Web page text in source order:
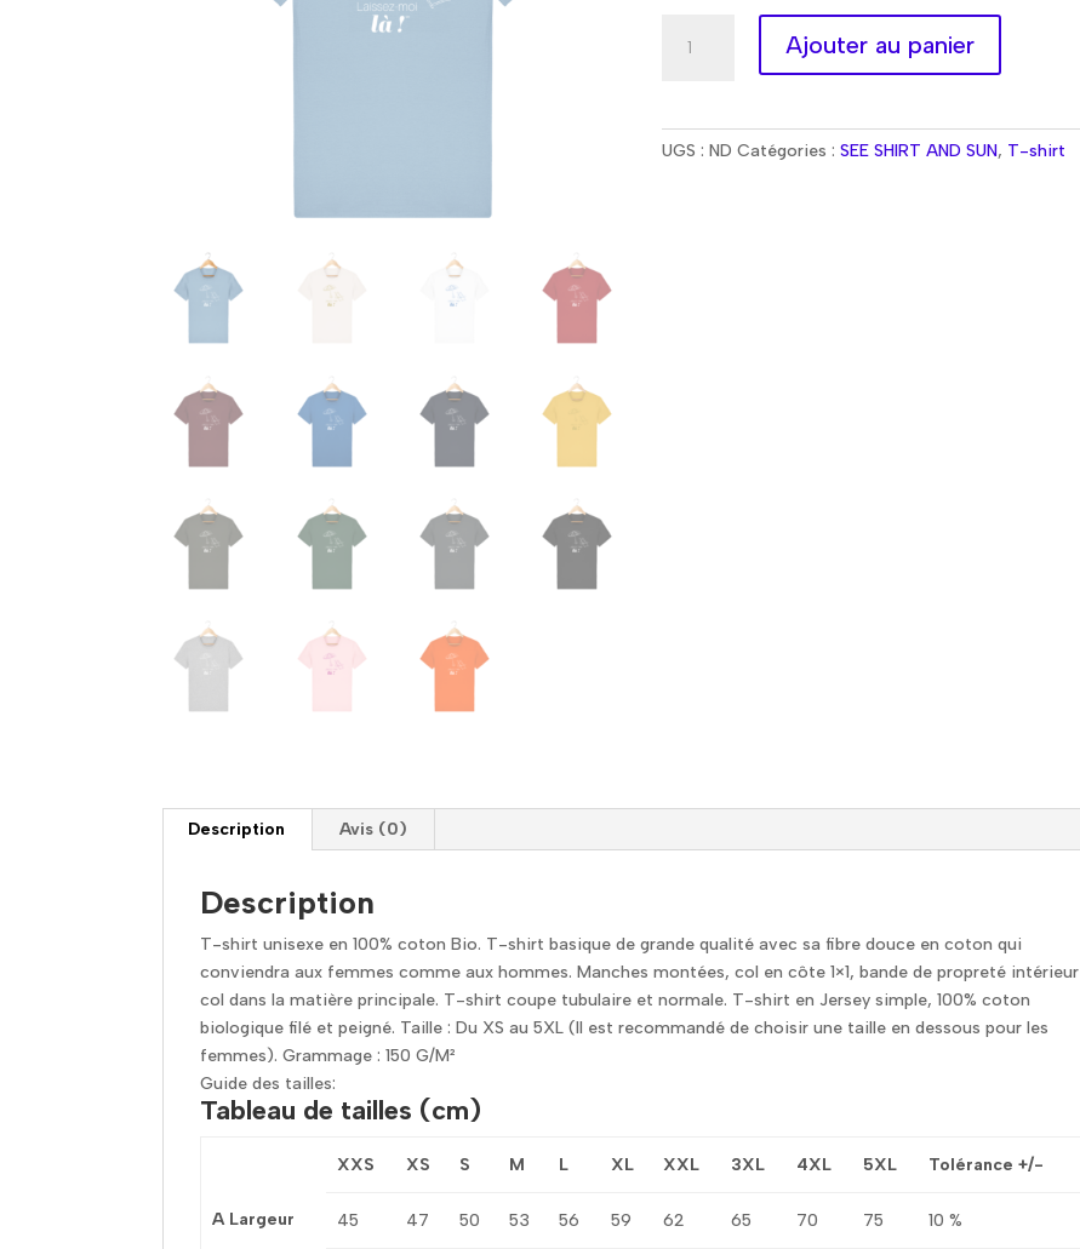
Ajouter au panier
UGS :ND Catégories :SEE SHIRT AND SUN, T-shirt
Description Avis (0)
Description
T-shirt unisexe en 100% coton Bio. T-shirt basique de grande qualité avec sa fibre douce en coton qui
conviendra aux femmes comme aux hommes. Manches montées, col en côte 1×1, bande de propreté intérieur
col dans la matière principale. T-shirt coupe tubulaire et normale. T-shirt en Jersey simple, 100% coton
biologique filé et peigné. Taille : Du XS au 5XL (Il est recommandé de choisir une taille en dessous pour les
femmes). Grammage : 150 G/M²
Guide des tailles:
Tableau de tailles (cm)
XXS XS S M L XL XXL 3XL 4XL 5XL Tolérance +/-
A Largeur 45 47 50 53 56 59 62 65 70 75 10 %